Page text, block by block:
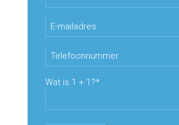
Gelieve dit veld leeg te laten.
Gelieve dit veld leeg te laten.
Gelieve dit veld leeg te laten.
Wat is 1 + 1?*